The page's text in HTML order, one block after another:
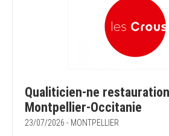
Qualiticien-ne
Montpellier-Occitanie
23/07/2026 - MONTPELLIER